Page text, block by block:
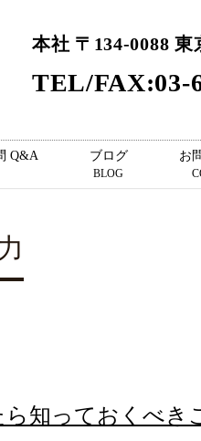
本社 〒134-0088
TEL/FAX:03-
Q&A ブログ
BLOG
お
ら知っておくべき